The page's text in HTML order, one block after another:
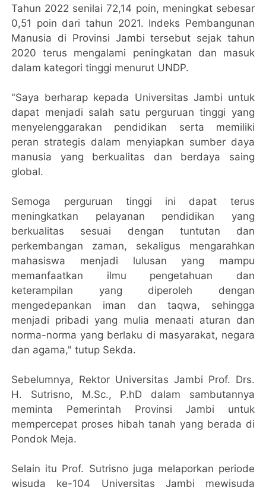
Tahun 2022 senilai 72,14 poin, meningkat sebesar
0,51 poin dari tahun 2021. Indeks Pembangunan
Manusia di Provinsi Jambi tersebut sejak tahun
2020 terus mengalami peningkatan dan masuk
dalam kategori tinggi menurut UNDP.
"Saya berharap kepada Universitas Jambi untuk
dapat menjadi salah satu perguruan tinggi yang
menyelenggarakan pendidikan serta memiliki
peran strategis dalam menyiapkan sumber daya
manusia yang berkualitas dan berdaya saing
global.
Semoga perguruan tinggi ini dapat terus
meningkatkan pelayanan pendidikan yang
berkualitas sesuai dengan tuntutan dan
perkembangan zaman, sekaligus mengarahkan
mahasiswa menjadi lulusan yang mampu
memanfaatkan ilmu pengetahuan dan
keterampilan yang diperoleh dengan
mengedepankan iman dan taqwa, sehingga
menjadi pribadi yang mulia menaati aturan dan
norma-norma yang berlaku di masyarakat, negara
dan agama," tutup Sekda.
Sebelumnya, Rektor Universitas Jambi Prof. Drs.
H. Sutrisno, M.Sc., P.hD dalam sambutannya
meminta Pemerintah Provinsi Jambi untuk
mempercepat proses hibah tanah yang berada di
Pondok Meja.
Selain itu Prof. Sutrisno juga melaporkan periode
wisuda ke-104 Universitas Jambi mewisuda